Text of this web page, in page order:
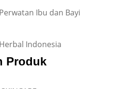
Ibu dan Bayi
Indonesia
Produk